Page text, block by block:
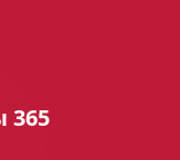
365